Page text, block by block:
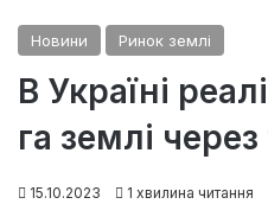
Новини Ринок землі
В Україні
га землі через
15.10.2023 1 хвилина читання